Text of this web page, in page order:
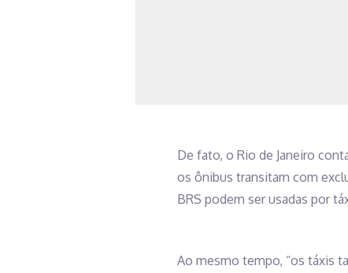
De fato, o Rio de Janeiro
os ônibus transitam com
BRS podem ser usadas por
Ao mesmo tempo, “os táxis